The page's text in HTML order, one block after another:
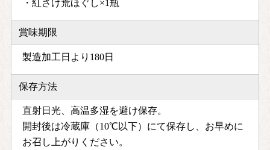
・紅さけ荒ほぐし×1瓶
賞味期限
製造加工日より180日
保存方法
直射日光、高温多湿を避け保存。
開封後は冷蔵庫（10℃以下）にて保存し、お早めに
お召し上がりください。